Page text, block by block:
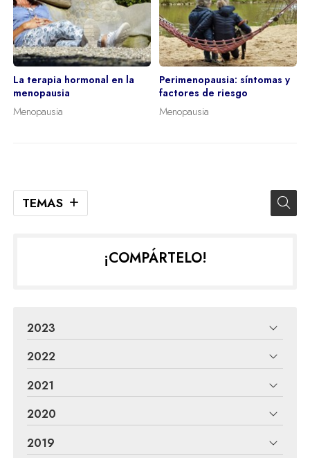
TEMAS
La terapia hormonal en la
menopausia
Menopausia
Perimenopausia: síntomas y
factores de riesgo
Menopausia
¡COMPÁRTELO!
2023
2022
2021
2020
2019